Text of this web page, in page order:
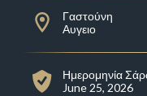
Γαστούνη
Αυγειο
Ημερομηνία
June 25, 2026